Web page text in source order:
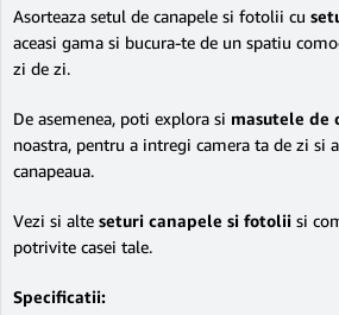
Asorteaza setul de canapele si fotolii cu
aceasi gama si bucura-te de un spatiu
zi de zi.
De asemenea, poti explora si masutele de
noastra, pentru a intregi camera ta de zi si
canapeaua.
Vezi si alte seturi canapele si fotolii si
potrivite casei tale.
Specificatii: